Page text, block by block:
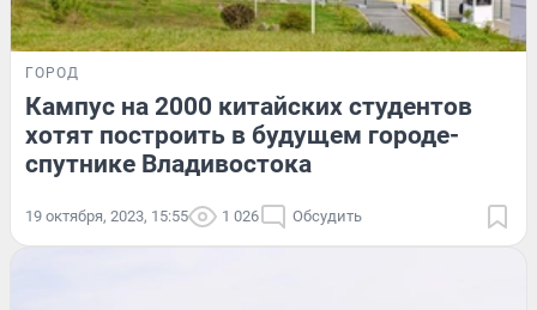
ГОРОД
Кампус на 2000 китайских студентов
хотят построить в будущем городе-
спутнике Владивостока
19 октября, 2023, 15:55 1 026 Обсудить